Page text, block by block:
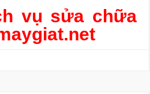
vụ sửa chữa